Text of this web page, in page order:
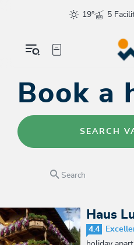
19° 5
Book a
SEARCH
Search
Haus
4.4